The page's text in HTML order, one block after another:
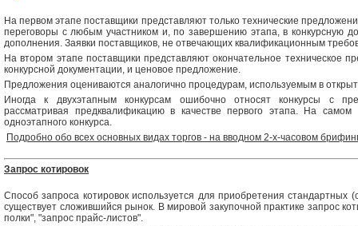
На первом этапе поставщики представляют только технические
переговоры с любым участником и, по завершению этапа, в конкурсную
дополнения. Заявки поставщиков, не отвечающих квалификационным
На втором этапе поставщики представляют окончательное техническое
конкурсной документации, и ценовое предложение.
Предложения оцениваются аналогично процедурам, используемым в
Иногда к двухэтапным конкурсам ошибочно относят конкурсы с
рассматривая предквалификацию в качестве первого этапа. На
одноэтапного конкурса.
Подробно обо всех основных видах торгов - на вводном 2-х-часовом
Запрос котировок
Способ запроса котировок используется для приобретения стандартных
существует сложившийся рынок. В мировой закупочной практике запрос
полки", "запрос прайс-листов".